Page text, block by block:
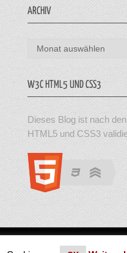
ARCHIV
Archiv
W3C HTML5 UND CSS3
Dieses Blog ist nach
HTML5 und CSS3
Theme von MyThemeShop.